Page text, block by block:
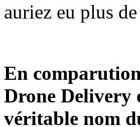
auriez eu plus
En
Drone Delivery
véritable nom